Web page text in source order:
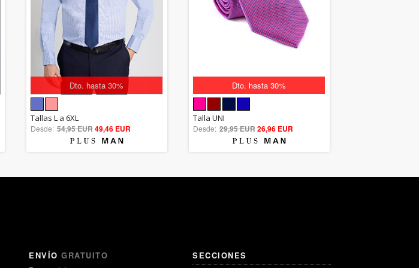
Dto. hasta 30%
5.00
out of 5
Tallas L a 6XL
Desde: 54,95 EUR49,46 EUR
Dto. hasta 30%
out of 5
Talla UNI
Desde: 29,95 EUR26,96 EUR
ENVÍO GRATUITO
SECCIONES